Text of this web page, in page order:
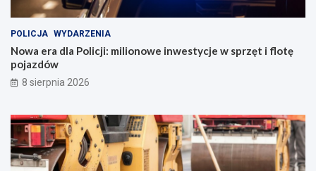
POLICJA WYDARZENIA
Nowa era dla Policji: milionowe inwestycje w sprzęt i flotę
pojazdów
8 sierpnia 2026